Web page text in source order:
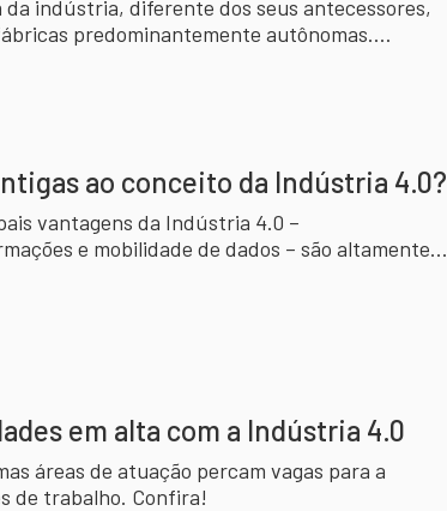
predominantemente autônomas.
ao conceito da Indústria 4.0?
vantagens da Indústria 4.0 –
e mobilidade de dados – são altamente
em alta com a Indústria 4.0
áreas de atuação percam vagas para a
de trabalho. Confira!